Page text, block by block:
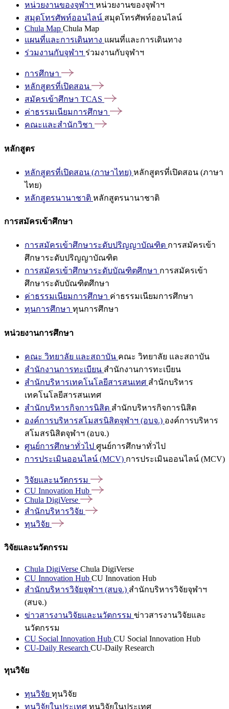
หน่วยงานของจุฬาฯ หน่วยงานของจุฬาฯ
สมุดโทรศัพท์ออนไลน์ สมุดโทรศัพท์ออนไลน์
Chula Map Chula Map
แผนที่และการเดินทาง แผนที่และการเดินทาง
ร่วมงานกับจุฬาฯ ร่วมงานกับจุฬาฯ
การศึกษา
หลักสูตรที่เปิดสอน
สมัครเข้าศึกษา TCAS
ค่าธรรมเนียมการศึกษา
คณะและสำนักวิชา
หลักสูตร
หลักสูตรที่เปิดสอน (ภาษาไทย) หลักสูตรที่เปิดสอน (ภาษา
ไทย)
หลักสูตรนานาชาติ หลักสูตรนานาชาติ
การสมัครเข้าศึกษา
การสมัครเข้าศึกษาระดับปริญญาบัณฑิต การสมัครเข้า
ศึกษาระดับปริญญาบัณฑิต
การสมัครเข้าศึกษาระดับบัณฑิตศึกษา การสมัครเข้า
ศึกษาระดับบัณฑิตศึกษา
ค่าธรรมเนียมการศึกษา ค่าธรรมเนียมการศึกษา
ทุนการศึกษา ทุนการศึกษา
หน่วยงานการศึกษา
คณะ วิทยาลัย และสถาบัน คณะ วิทยาลัย และสถาบัน
สำนักงานการทะเบียน สำนักงานการทะเบียน
สำนักบริหารเทคโนโลยีสารสนเทศ สำนักบริหาร
เทคโนโลยีสารสนเทศ
สำนักบริหารกิจการนิสิต สำนักบริหารกิจการนิสิต
องค์การบริหารสโมสรนิสิตจุฬาฯ (อบจ.) องค์การบริหาร
สโมสรนิสิตจุฬาฯ (อบจ.)
ศูนย์การศึกษาทั่วไป ศูนย์การศึกษาทั่วไป
การประเมินออนไลน์ (MCV) การประเมินออนไลน์ (MCV)
วิจัยและนวัตกรรม
CU Innovation Hub
Chula DigiVerse
สำนักบริหารวิจัย
ทุนวิจัย
วิจัยและนวัตกรรม
Chula DigiVerse Chula DigiVerse
CU Innovation Hub CU Innovation Hub
สำนักบริหารวิจัยจุฬาฯ (สบจ.) สำนักบริหารวิจัยจุฬาฯ
(สบจ.)
ข่าวสารงานวิจัยและนวัตกรรม ข่าวสารงานวิจัยและ
นวัตกรรม
CU Social Innovation Hub CU Social Innovation Hub
CU-Daily Research CU-Daily Research
ทุนวิจัย
ทุนวิจัย ทุนวิจัย
ทุนวิจัยในประเทศ ทุนวิจัยในประเทศ